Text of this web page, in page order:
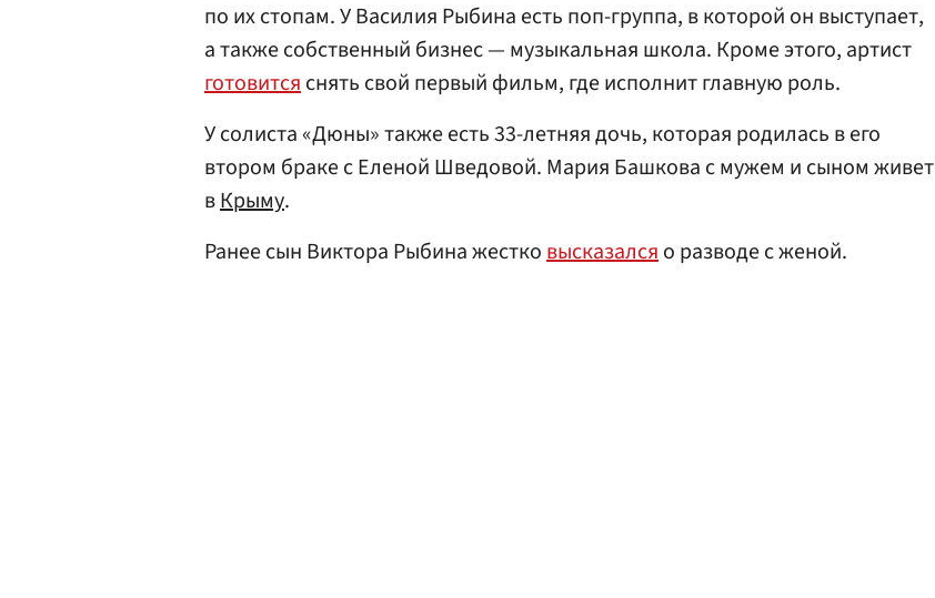
по их стопам. У Василия Рыбина есть поп-группа, в которой он выступает,
а также собственный бизнес — музыкальная школа. Кроме этого, артист
готовитсяснять свой первый фильм, где исполнит главную роль.
У солиста «Дюны» также есть 33-летняя дочь, которая родилась в его
втором браке с Еленой Шведовой. Мария Башкова с мужем и сыном живет
вКрыму.
Ранее сын Виктора Рыбина жестковысказалсяо разводе с женой.